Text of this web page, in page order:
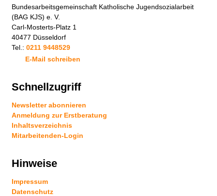
Bundesarbeitsgemeinschaft Katholische Jugendsozialarbeit
(BAG KJS) e. V.
Carl-Mosterts-Platz 1
40477 Düsseldorf
Tel.: 0211 9448529
E-Mail schreiben
Schnellzugriff
Newsletter abonnieren
Anmeldung zur Erstberatung
Inhaltsverzeichnis
Mitarbeitenden-Login
Hinweise
Impressum
Datenschutz